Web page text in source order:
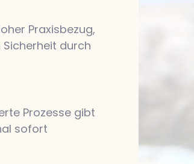
Praxisbezug,
durch
Prozesse gibt
sofort